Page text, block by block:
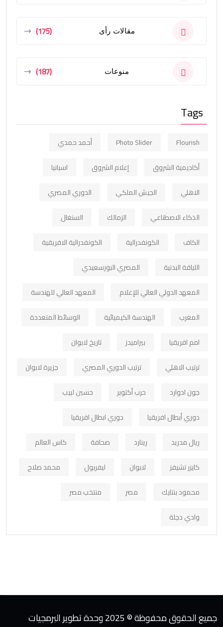
مقالات رأى (175)
منوعات (187)
Tags
Flourish
Photo Slider
أحمد حمدي
أكاديمية الشروق
إعلام الشروق
اسبانيا
الاهلي
الجيش الملكي
الدوري المصري
الذكاء الاصطناعي
الزمالك
السنغال
الكاف
الكونفدرالية
الكونفدرالية الافريقية
اللياقة البدنية
المصري البورسعيدي
المعهد الدولي العالي للإعلام
المعهد العالي للهندسة
المغرب
الهندسة الكيميائية
الوسائط المتعددة
امم افريقيا
بيراميدز
تاريخ لابوان
ترتيب الاهلي
ترتيب الدوري المصري
جزيرة لابوان
جون ادوارد
حرب أكتوبر
حسين لبيب
دوري أبطال افريقيا
دوري ابطال افريقيا
ريال مدريد
رينارد صحافة
كاس العالم
كايزر تشيفز
لابوان ليفربول
محمد صلاح
محمود بنتايك
مصر
منتخب مصر
وادي دجلة
جميع الحقوق محفوظة © 2025 وحدة تطوير البرمجيات